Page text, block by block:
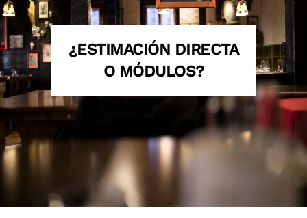
¿ESTIMACIÓN DIRECTA
O MÓDULOS?